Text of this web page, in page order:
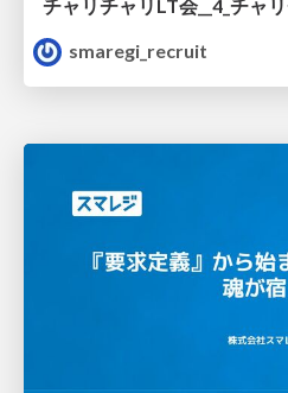
smaregi_recruit